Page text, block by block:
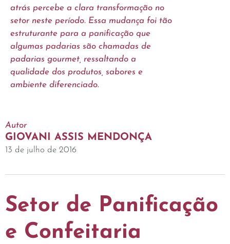
atrás percebe a clara transformação no
setor neste período. Essa mudança foi tão
estruturante para a panificação que
algumas padarias são chamadas de
padarias gourmet, ressaltando a
qualidade dos produtos, sabores e
ambiente diferenciado.
Autor
GIOVANI ASSIS MENDONÇA
13 de julho de 2016
Setor de Panificação
e Confeitaria